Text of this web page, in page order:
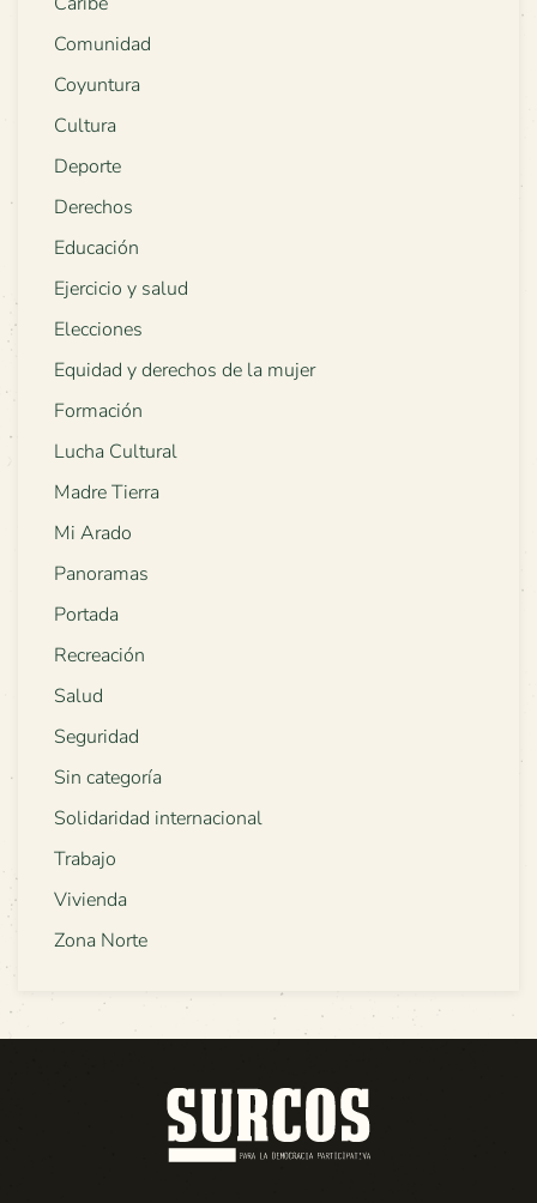
Comunidad
Coyuntura
Cultura
Deporte
Derechos
Educación
Ejercicio y salud
Elecciones
Equidad y derechos de la mujer
Formación
Lucha Cultural
Madre Tierra
Mi Arado
Panoramas
Portada
Recreación
Salud
Seguridad
Sin categoría
Solidaridad internacional
Trabajo
Vivienda
Zona Norte